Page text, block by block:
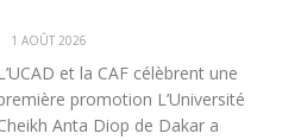
1 AOÛT 2026
L’UCAD et la CAF célèbrent une
promotion L’Université
Anta Diop de Dakar a